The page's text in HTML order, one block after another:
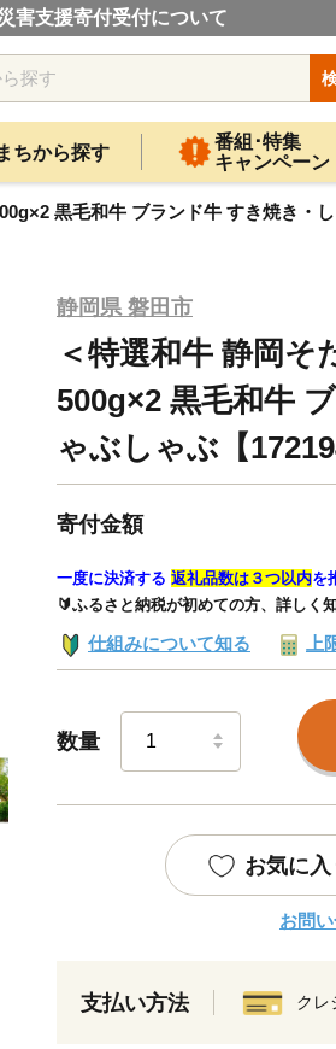
害支援寄付受付について
ちから探す
番組･特集
キャンペーン
黒毛和牛 ブランド牛 すき焼き・し
静岡県 磐田市
＜特選和牛 静岡そ
500g×2 黒毛和牛
ゃぶしゃぶ【
寄付金額
一度に決済する 返礼品数は３つ以内を
🔰ふるさと納税が初めての方、詳しく
仕組みについて知る 上
数量
お気に
お問
支払い方法 クレ